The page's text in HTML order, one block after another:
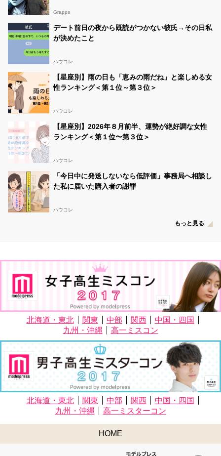
Grapps
デート前日の夜から既読がつかない彼氏→その日私
が決めたこと
ハウコレ
【星座別】雨の日も「恵みの雨だね」と楽しめる女
性ランキング＜第１位～第３位＞
ハウコレ
【星座別】2026年８月前半、運勢が絶好調な女性
ランキング＜第１位〜第３位＞
ハウコレ
「今日中に発送しないなら低評価」事務局へ相談し
た私に届いた購入者の謝罪
ハウコレ
もっと見る
北海道・東北 関東 中部 関西
中国・四国
九州・沖縄
高一ミスコン
北海道・東北 関東 中部 関西
中国・四国
九州・沖縄
高一ミスターコン
HOME